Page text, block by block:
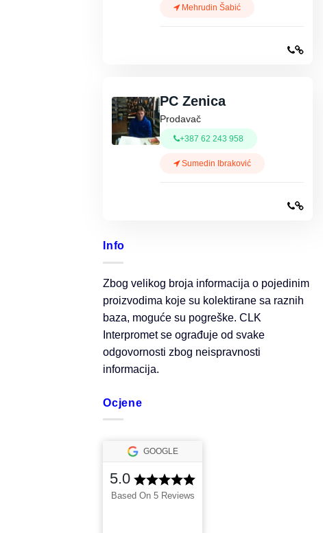
Mehrudin Šabić
PC Zenica
Prodavač
+387 62 243 958
Sumedin Ibraković
Info
Zbog velikog broja informacija o pojedinim
proizvodima koje su kolektirane sa raznih
baza, moguće su pogreške. CLK
Interpromet se ograđuje od svake
odgovornosti zbog neispravnosti
informacija.
Ocjene
GOOGLE
5.0
Based On 5 Reviews